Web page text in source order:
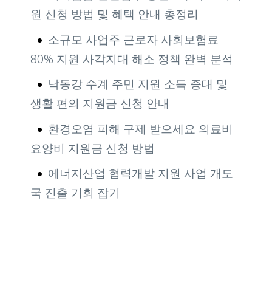
원 신청 방법 및 혜택 안내 총정리
소규모 사업주 근로자 사회보험료
80% 지원 사각지대 해소 정책 완벽 분석
낙동강 수계 주민 지원 소득 증대 및
생활 편의 지원금 신청 안내
환경오염 피해 구제 받으세요 의료비
요양비 지원금 신청 방법
에너지산업 협력개발 지원 사업 개도
국 진출 기회 잡기